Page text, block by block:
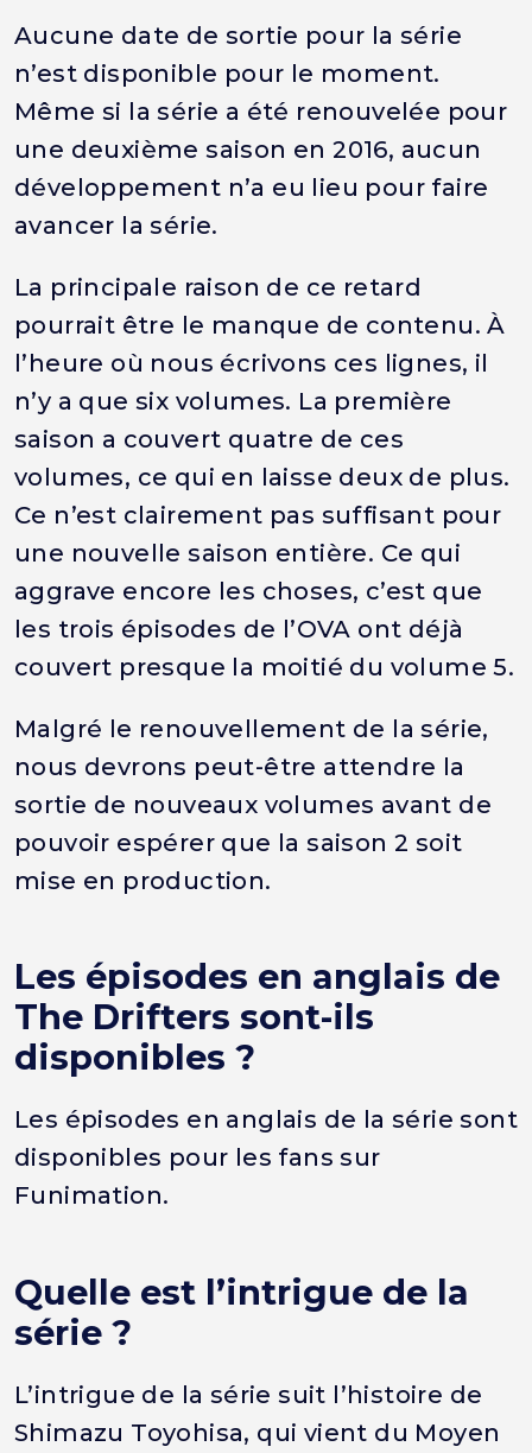
Aucune date de sortie pour la série
n’est disponible pour le moment.
Même si la série a été renouvelée pour
une deuxième saison en 2016, aucun
développement n’a eu lieu pour faire
avancer la série.
La principale raison de ce retard
pourrait être le manque de contenu. À
l’heure où nous écrivons ces lignes, il
n’y a que six volumes. La première
saison a couvert quatre de ces
volumes, ce qui en laisse deux de plus.
Ce n’est clairement pas suffisant pour
une nouvelle saison entière. Ce qui
aggrave encore les choses, c’est que
les trois épisodes de l’OVA ont déjà
couvert presque la moitié du volume 5.
Malgré le renouvellement de la série,
nous devrons peut-être attendre la
sortie de nouveaux volumes avant de
pouvoir espérer que la saison 2 soit
mise en production.
Les épisodes en anglais de
The Drifters sont-ils
disponibles ?
Les épisodes en anglais de la série sont
disponibles pour les fans sur
Funimation.
Quelle est l’intrigue de la
série ?
L’intrigue de la série suit l’histoire de
Shimazu Toyohisa, qui vient du Moyen